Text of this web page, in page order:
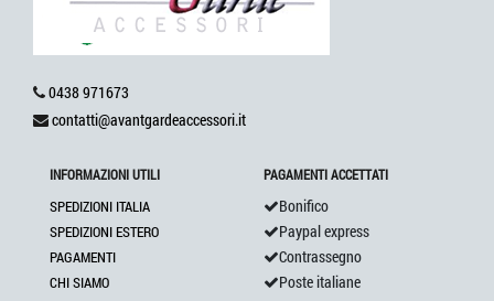
0438 971673
contatti@avantgardeaccessori.it
INFORMAZIONI UTILI
SPEDIZIONI ITALIA
SPEDIZIONI ESTERO
PAGAMENTI
CHI SIAMO
PAGAMENTI ACCETTATI
Bonifico
Paypal express
Contrassegno
Poste italiane